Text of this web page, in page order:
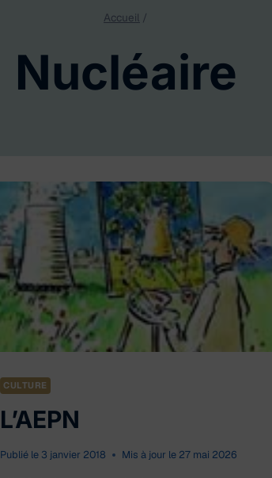
Accueil /
Nucléaire
CULTURE
L’AEPN
Publié le 3 janvier 2018 Mis à jour le 27 mai 2026